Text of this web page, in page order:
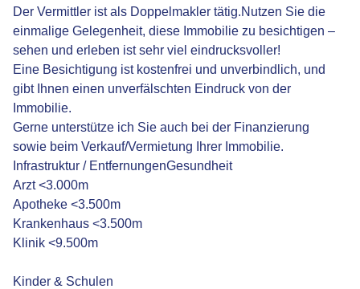
Der Vermittler ist als Doppelmakler tätig.Nutzen Sie die
einmalige Gelegenheit, diese Immobilie zu besichtigen –
sehen und erleben ist sehr viel eindrucksvoller!
Eine Besichtigung ist kostenfrei und unverbindlich, und
gibt Ihnen einen unverfälschten Eindruck von der
Immobilie.
Gerne unterstütze ich Sie auch bei der Finanzierung
sowie beim Verkauf/Vermietung Ihrer Immobilie.
Infrastruktur / EntfernungenGesundheit
Arzt <3.000m
Apotheke <3.500m
Krankenhaus <3.500m
Klinik <9.500m
Kinder & Schulen